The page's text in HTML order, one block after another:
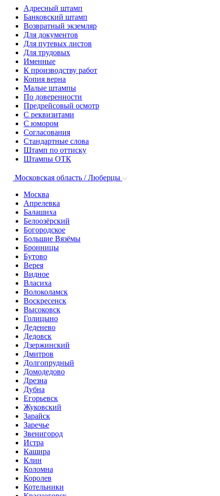
Адресный штамп
Банковский штамп
Возвратный экземляр
Для документов
Для путевых листов
Для трудовых
Именные
К производству работ
Копия верна
Малые штампы
По доверенности
Предрейсовый осмотр
С реквизитами
С юмором
Согласования
Стандартные слова
Штамп по оттиску
Штампы ОТК
Московская область / Люберцы
Москва
Апрелевка
Балашиха
Белоозёрский
Богородское
Большие Вязёмы
Бронницы
Бутово
Верея
Видное
Власиха
Волоколамск
Воскресенск
Высоковск
Голицыно
Деденево
Дедовск
Дзержинский
Дмитров
Долгопрудный
Домодедово
Дрезна
Дубна
Егорьевск
Жуковский
Зарайск
Заречье
Звенигород
Истра
Кашира
Клин
Коломна
Королев
Котельники